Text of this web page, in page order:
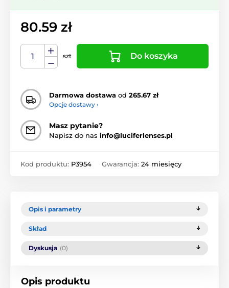
80.59 zł
szt Do koszyka
Darmowa dostawa od 265.67 zł
Opcje dostawy ›
Masz pytanie?
Napisz do nas info@luciferlenses.pl
Kod produktu: P3954 Gwarancja: 24 miesięcy
Opis i parametry
Skład
Dyskusja (0)
Opis produktu